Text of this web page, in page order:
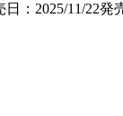
日：2025/11/22発